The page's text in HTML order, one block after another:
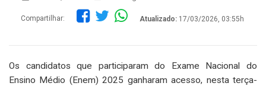
Compartilhar: Atualizado: 17/03/2026, 03:55h
Os candidatos que participaram do Exame Nacional do
Ensino Médio (Enem) 2025 ganharam acesso, nesta terça-